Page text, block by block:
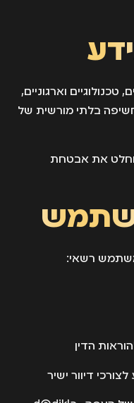
וארגוניים,
בלתי מורשית של
את אבטחת
רשאי:
הדין
דיוור ישיר